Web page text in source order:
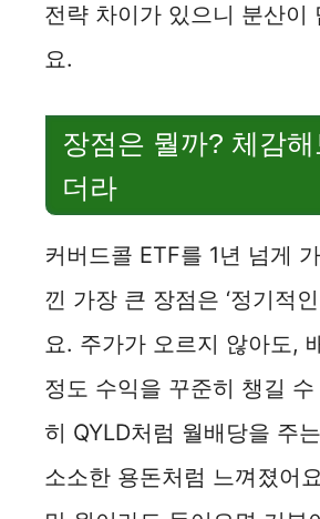
전략 차이가 있으니 분산이
요.
장점은 뭘까? 체감
더라
커버드콜 ETF를 1년 넘게
낀 가장 큰 장점은 ‘정기적
요. 주가가 오르지 않아도,
정도 수익을 꾸준히 챙길
히 QYLD처럼 월배당을 주
소소한 용돈처럼 느껴졌어